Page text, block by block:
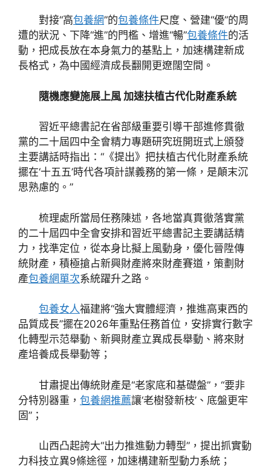
對接“高包養網”的包養條件尺度、營建“優”的周
遭的狀況、下降“進”的門檻、增進“暢”包養條件的活
動，把成長放在本身氣力的基點上，加速構建新成
長格式，為中國經濟成長翻開更遼闊空間。
隨機應變施展上風 加速扶植古代化財產系統
習近平總書記在省部級重要引導干部進修貫徹
黨的二十屆四中全會精力專題研究班開班式上頒發
主要講話時指出：“《提出》把扶植古代化財產系統
擺在‘十五五’時代各項計謀義務的第一條，是顛末沉
思熟慮的。”
梳理處所當局任務陳述，各地當真貫徹落實黨
的二十屆四中全會安排和習近平總書記主要講話精
力，找準定位，從本身比擬上風動身，優化晉陞傳
統財產，積極搶占新興財產將來財產賽道，策劃財
產包養網單次系統躍升之路。
包養女人福建將“強大實體經濟，推進高東西的
品質成長”擺在2026年重點任務首位，安排實行數字
化轉型示范舉動、新興財產立異成長舉動、將來財
產培養成長舉動等；
甘肅提出傳統財產是“老家底和基礎盤”，“要非
分特別器重， 包養網推薦讓‘老樹發新枝’、底盤更牢
固”；
山西凸起誇大“出力推進動力轉型”，提出抓實動
力科技立異9條途徑，加速構建新型動力系統；